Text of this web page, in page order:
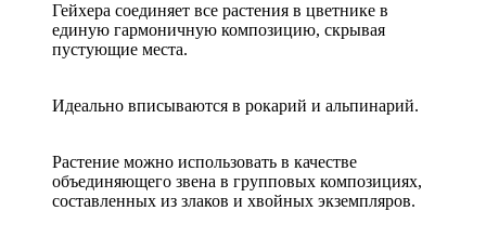
Гейхера соединяет все растения в цветнике в
единую гармоничную композицию, скрывая
пустующие места.
Идеально вписываются в рокарий и альпинарий.
Растение можно использовать в качестве
объединяющего звена в групповых композициях,
составленных из злаков и хвойных экземпляров.